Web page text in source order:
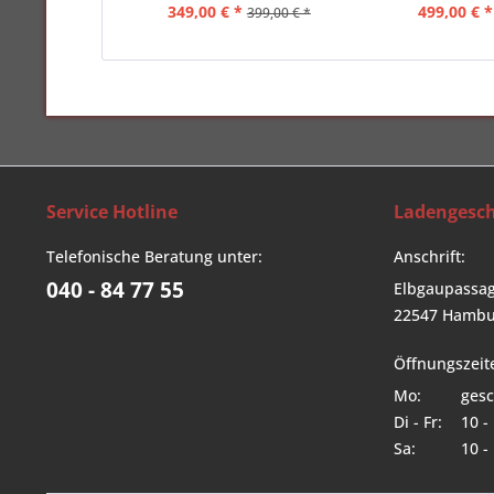
349,00 € * 399,00 € * 499,00 € *
Service Hotline
Telefonische Beratung unter:
040 - 84 77 55
Anschrift:
22547
Mo:
Di - Fr:
10 -
Sa:
10 -